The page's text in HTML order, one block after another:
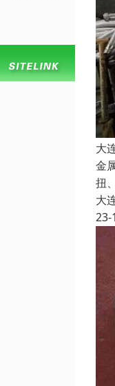
大
金
扭
大
23-